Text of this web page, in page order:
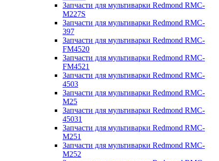
Запчасти для мультиварки Redmond RMC-
M227S
Запчасти для мультиварки Redmond RMC-
397
Запчасти для мультиварки Redmond RMC-
FM4520
Запчасти для мультиварки Redmond RMC-
FM4521
Запчасти для мультиварки Redmond RMC-
4503
Запчасти для мультиварки Redmond RMC-
M25
Запчасти для мультиварки Redmond RMC-
45031
Запчасти для мультиварки Redmond RMC-
M251
Запчасти для мультиварки Redmond RMC-
M252